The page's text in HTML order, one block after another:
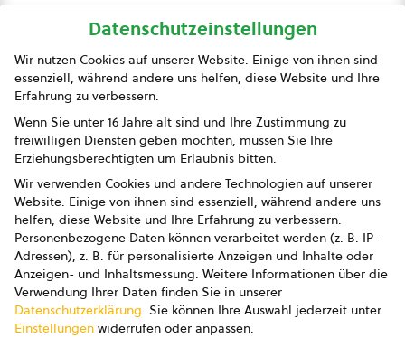
Presse
Impressum
Datenschutz
AGB
AGB Marketing GmbH
AGB Bildung
Newsletter
Datenschutzeinstellungen
Wir nutzen Cookies auf unserer Website. Einige von ihnen sind
essenziell, während andere uns helfen, diese Website und Ihre
Erfahrung zu verbessern.
Wenn Sie unter 16 Jahre alt sind und Ihre Zustimmung zu
freiwilligen Diensten geben möchten, müssen Sie Ihre
Erziehungsberechtigten um Erlaubnis bitten.
Wir verwenden Cookies und andere Technologien auf unserer
Website. Einige von ihnen sind essenziell, während andere uns
helfen, diese Website und Ihre Erfahrung zu verbessern.
Personenbezogene Daten können verarbeitet werden (z. B. IP-
Adressen), z. B. für personalisierte Anzeigen und Inhalte oder
Anzeigen- und Inhaltsmessung. Weitere Informationen über die
Verwendung Ihrer Daten finden Sie in unserer
Datenschutzerklärung. Sie können Ihre Auswahl jederzeit unter
Einstellungen widerrufen oder anpassen.